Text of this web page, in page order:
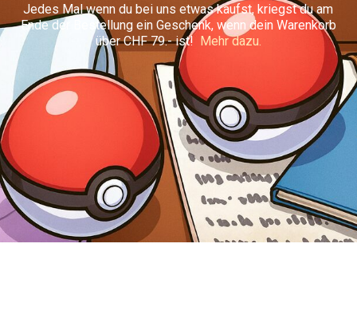
Jedes Mal wenn du bei uns etwas kaufst, kriegst du am
Ende der Bestellung ein Geschenk, wenn dein Warenkorb
über CHF 79.- ist! Mehr dazu.